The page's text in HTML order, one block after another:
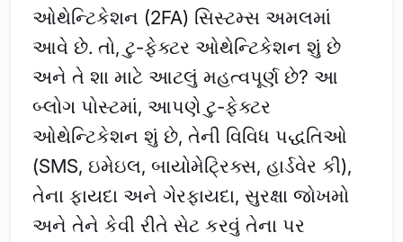
ઓથેન્ટિકેશન (2FA) સિસ્ટમ્સ અમલમાં
આવે છે. તો, ટુ-ફેક્ટર ઓથેન્ટિકેશન શું છે
અને તે શા માટે આટલું મહત્વપૂર્ણ છે? આ
બ્લોગ પોસ્ટમાં, આપણે ટુ-ફેક્ટર
ઓથેન્ટિકેશન શું છે, તેની વિવિધ પદ્ધતિઓ
(SMS, ઇમેઇલ, બાયોમેટ્રિક્સ, હાર્ડવેર કી),
તેના ફાયદા અને ગેરફાયદા, સુરક્ષા જોખમો
અને તેને કેવી રીતે સેટ કરવું તેના પર